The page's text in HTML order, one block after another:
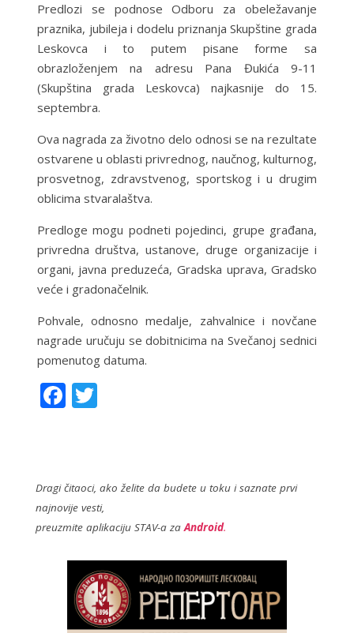
Predlozi se podnose Odboru za obeležavanje
praznika, jubileja i dodelu priznanja Skupštine grada
Leskovca i to putem pisane forme sa
obrazloženjem na adresu Pana Đukića 9-11
(Skupština grada Leskovca) najkasnije do 15.
septembra.
Ova nagrada za životno delo odnosi se na rezultate
ostvarene u oblasti privrednog, naučnog, kulturnog,
prosvetnog, zdravstvenog, sportskog i u drugim
oblicima stvaralaštva.
Predloge mogu podneti pojedinci, grupe građana,
privredna društva, ustanove, druge organizacije i
organi, javna preduzeća, Gradska uprava, Gradsko
veće i gradonačelnik.
Pohvale, odnosno medalje, zahvalnice i novčane
nagrade uručuju se dobitnicima na Svečanoj sednici
pomenutog datuma.
F
o
o
T
Dragi čitaoci, ako želite da budete u toku i saznate prvi
najnovije vesti,
preuzmite aplikaciju STAV-a zaAndroid.